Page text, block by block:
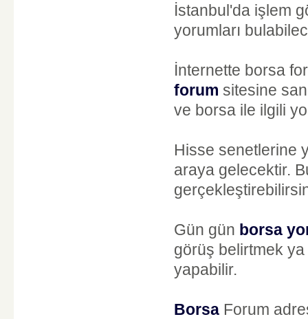
İstanbul'da işlem
yorumları
İnternette borsa
forum sitesine
ve borsa ile ilgili
Hisse senetlerine
araya gelecektir.
Gün gün borsa
görüş belirtmek
yapabilir.
Borsa Forum